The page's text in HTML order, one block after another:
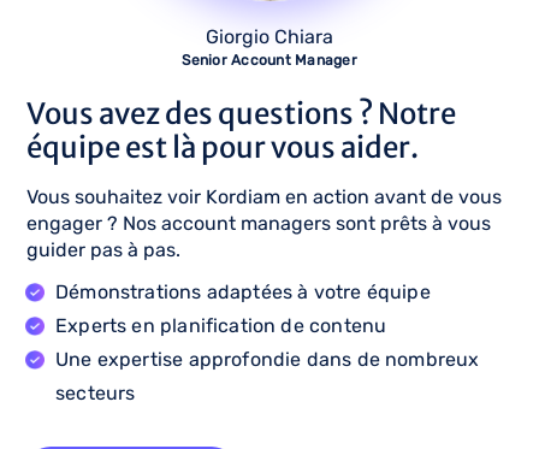
Giorgio Chiara
Senior Account Manager
Vous avez des questions ? Notre
équipe est là pour vous aider.
Vous souhaitez voir Kordiam en action avant de vous
engager ? Nos account managers sont prêts à vous
guider pas à pas.
Démonstrations adaptées à votre équipe
Experts en planification de contenu
Une expertise approfondie dans de nombreux
secteurs